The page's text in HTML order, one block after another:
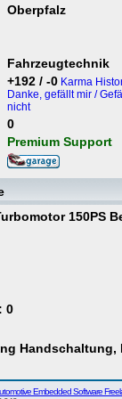
Oberpfalz
Fahrzeugtechnik
+192 / -0 Karma
Danke, gefällt mir /
nicht
0
Premium Support
150PS
0
Handschaltung,
Embedded Software